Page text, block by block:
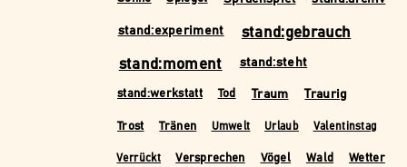
stand:experiment
stand:gebrauch
stand:moment
stand:steht
stand:werkstatt Tod Traum Traurig
Trost Tränen Umwelt Urlaub Valentinstag
Verrückt Versprechen Vögel Wald Wetter